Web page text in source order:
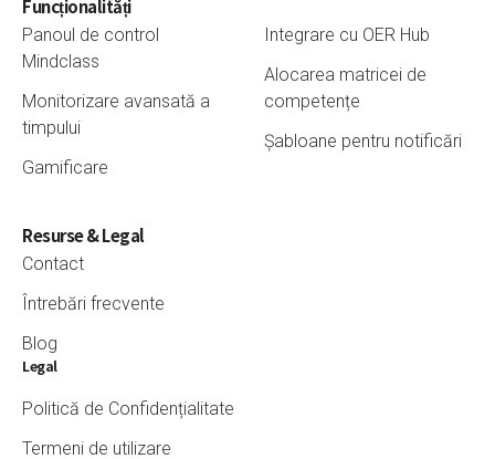
Funcționalități
Panoul de control
Mindclass
Monitorizare avansată a
timpului
Gamificare
Integrare cu OER Hub
Alocarea matricei de
competențe
Șabloane pentru notificări
Resurse& Legal
Contact
Întrebări frecvente
Blog
Legal
Politică de Confidențialitate
Termeni de utilizare